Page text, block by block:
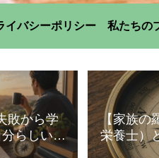
イバシーポリシー 私たちの
敗から学
らしい」
【家族の
栄養士）